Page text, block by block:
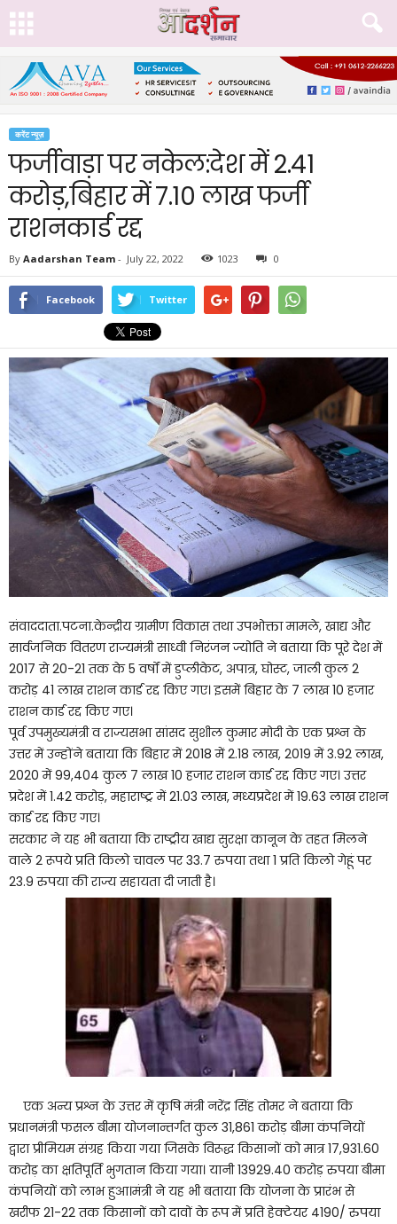
करेंट न्यूज़
फर्जीवाड़ा पर नकेल:देश में 2.41
करोड़,बिहार में 7.10 लाख फर्जी
राशनकार्ड रद्द
By Aadarshan Team - July 22, 2022 1023 0
Facebook Twitter
संवाददाता.पटना.केन्द्रीय ग्रामीण विकास तथा उपभोक्ता मामले, खाद्य और
सार्वजनिक वितरण राज्यमंत्री साध्वी निरंजन ज्योति ने बताया कि पूरे देश में
2017 से 20-21 तक के 5 वर्षों में डुप्लीकेट, अपात्र, घोस्ट, जाली कुल 2
करोड़ 41 लाख राशन कार्ड रद्द किए गए। इसमें बिहार के 7 लाख 10 हजार
राशन कार्ड रद्द किए गए।
पूर्व उपमुख्यमंत्री व राज्यसभा सांसद सुशील कुमार मोदी के एक प्रश्न के
उत्तर में उन्होंने बताया कि बिहार में 2018 में 2.18 लाख, 2019 में 3.92 लाख,
2020 में 99,404 कुल 7 लाख 10 हजार राशन कार्ड रद्द किए गए। उत्तर
प्रदेश में 1.42 करोड़, महाराष्ट्र में 21.03 लाख, मध्यप्रदेश में 19.63 लाख राशन
कार्ड रद्द किए गए।
सरकार ने यह भी बताया कि राष्ट्रीय खाद्य सुरक्षा कानून के तहत मिलने
वाले 2 रूपये प्रति किलो चावल पर 33.7 रुपया तथा 1 प्रति किलो गेहूं पर
23.9 रुपया की राज्य सहायता दी जाती है।
एक अन्य प्रश्न के उत्तर में कृषि मंत्री नरेंद्र सिंह तोमर ने बताया कि
प्रधानमंत्री फसल बीमा योजनान्तर्गत कुल 31,861 करोड़ बीमा कंपनियों
द्वारा प्रीमियम संग्रह किया गया जिसके विरूद्ध किसानों को मात्र 17,931.60
करोड़ का क्षतिपूर्ति भुगतान किया गया। यानी 13929.40 करोड़ रुपया बीमा
कंपनियों को लाभ हुआ।मंत्री ने यह भी बताया कि योजना के प्रारंभ से
खरीफ 21-22 तक किसानों को दावों के रूप में प्रति हेक्टेयर 4190/ रुपया